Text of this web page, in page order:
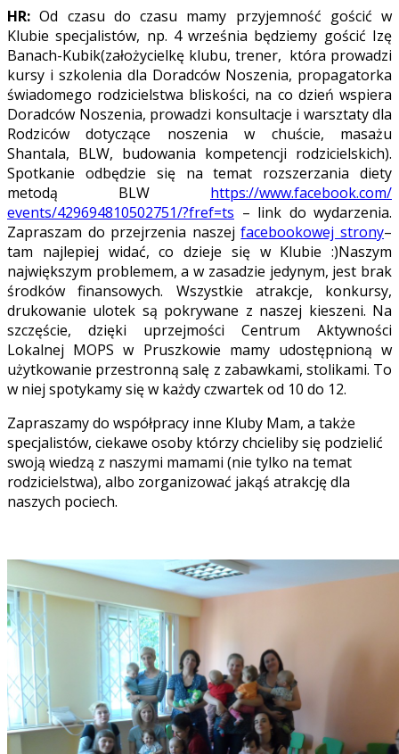
HR: Od czasu do czasu mamy przyjemność gościć w
Klubie specjalistów, np. 4 września będziemy gościć Izę
Banach-Kubik(założycielkę klubu, trener, która prowadzi
kursy i szkolenia dla Doradców Noszenia, propagatorka
świadomego rodzicielstwa bliskości, na co dzień wspiera
Doradców Noszenia, prowadzi konsultacje i warsztaty dla
Rodziców dotyczące noszenia w chuście, masażu
Shantala, BLW, budowania kompetencji rodzicielskich).
Spotkanie odbędzie się na temat rozszerzania diety
metodą BLW https://www.facebook.com/
events/429694810502751/?fref=ts – link do wydarzenia.
Zapraszam do przejrzenia naszejfacebookowej strony–
tam najlepiej widać, co dzieje się w Klubie :)Naszym
największym problemem, a w zasadzie jedynym, jest brak
środków finansowych. Wszystkie atrakcje, konkursy,
drukowanie ulotek są pokrywane z naszej kieszeni. Na
szczęście, dzięki uprzejmości Centrum Aktywności
Lokalnej MOPS w Pruszkowie mamy udostępnioną w
użytkowanie przestronną salę z zabawkami, stolikami. To
w niej spotykamy się w każdy czwartek od 10 do 12.
Zapraszamy do współpracy inne Kluby Mam, a także
specjalistów, ciekawe osoby którzy chcieliby się podzielić
swoją wiedzą z naszymi mamami (nie tylko na temat
rodzicielstwa), albo zorganizować jakąś atrakcję dla
naszych pociech.